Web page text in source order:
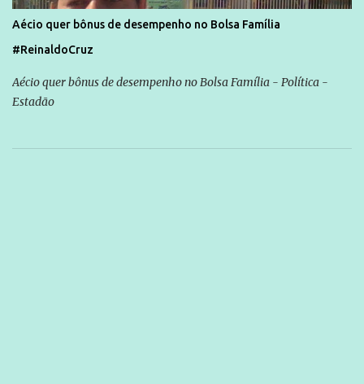
Aécio quer bônus de desempenho no Bolsa Família
#ReinaldoCruz
Aécio quer bônus de desempenho no Bolsa Família - Política -
Estadão